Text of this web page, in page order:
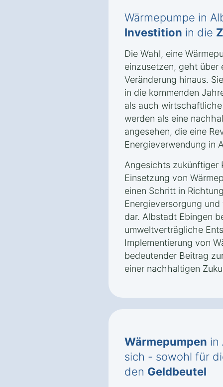
Wärmepumpe in
Investition in die
Die Wahl, eine
einzusetzen, geht
Veränderung hinaus.
in die kommenden
als auch
werden als eine
angesehen, die eine
Energieverwendung in
Angesichts zukünftiger
Einsetzung von
einen Schritt in
Energieversorgung
dar. Albstadt Ebingen
umweltverträgliche
Implementierung von
bedeutender Beitrag
einer nachhaltigen
Wärmepumpen in
sich - sowohl für
den Geldbeutel